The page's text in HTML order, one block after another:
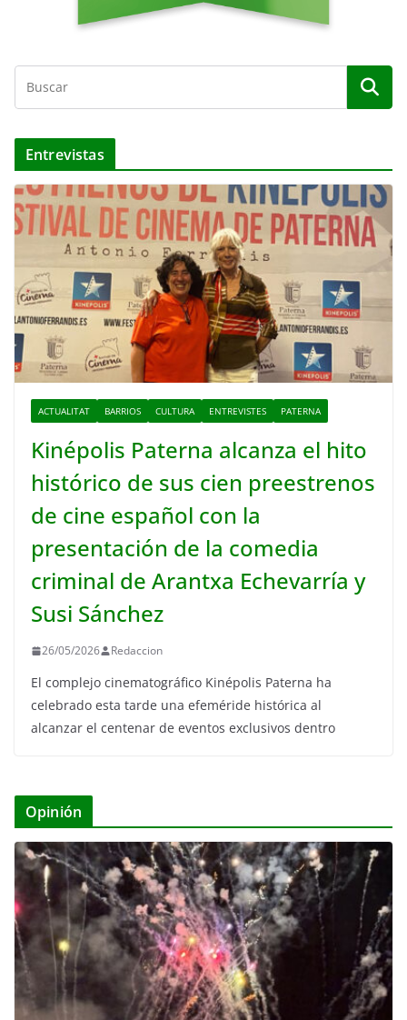
Entrevistas
ACTUALITAT BARRIOS CULTURA ENTREVISTES PATERNA
Kinépolis Paterna alcanza el hito
histórico de sus cien preestrenos
de cine español con la
presentación de la comedia
criminal de Arantxa Echevarría y
Susi Sánchez
26/05/2026 Redaccion
El complejo cinematográfico Kinépolis Paterna ha
celebrado esta tarde una efeméride histórica al
alcanzar el centenar de eventos exclusivos dentro
Opinión